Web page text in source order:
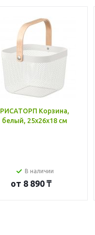
РИСАТОРП Корзина,
белый, 25x26x18 см
В наличии
от 8 890 ₸